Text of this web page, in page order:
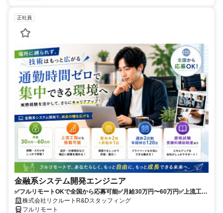
正社員
金融系システム開発エンジニア
✅フルリモートOKで全国から応募可能✅月給30万円〜60万円✅上流工程
にも挑戦可能✅夏季・年末年始休暇あり✅週休2日制、年間休日120日
株式会社リクルートR&Dスタッフィング
フルリモート